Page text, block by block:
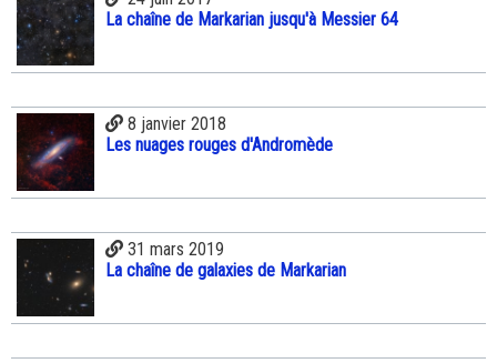
La chaîne de Markarian jusqu'à Messier 64
8 janvier 2018
Les nuages rouges d'Andromède
31 mars 2019
La chaîne de galaxies de Markarian